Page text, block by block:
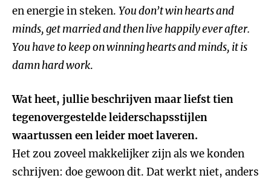
en energie in steken. You don’t win hearts and
minds, get married and then live happily ever after.
You have to keep on winning hearts and minds, it is
damn hard work.
Wat heet, jullie beschrijven maar liefst tien
tegenovergestelde leiderschapsstijlen
waartussen een leider moet laveren.
Het zou zoveel makkelijker zijn als we konden
schrijven: doe gewoon dit. Dat werkt niet, anders